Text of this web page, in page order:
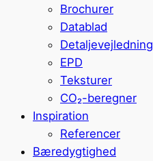
Brochurer
Datablad
Detaljevejledning
EPD
Teksturer
CO₂-beregner
Inspiration
Referencer
Bæredygtighed